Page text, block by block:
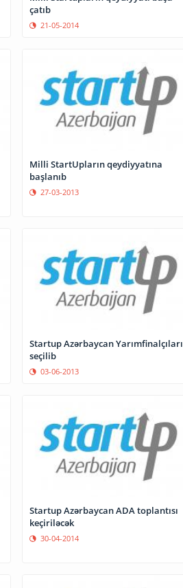
çatıb
21-05-2014
Milli StartUpların qeydiyyatına
başlanıb
27-03-2013
Startup Azərbaycan Yarımfinalçıları
seçilib
03-06-2013
Startup Azərbaycan ADA toplantısı
keçiriləcək
30-04-2014